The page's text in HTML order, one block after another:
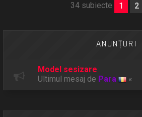
34 subiecte 1 2
ANUNŢURI
Model sesizare
Ultimul mesaj de Para «